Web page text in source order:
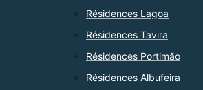
Résidences Lagoa
Résidences Tavira
Résidences Portimão
Résidences Albufeira